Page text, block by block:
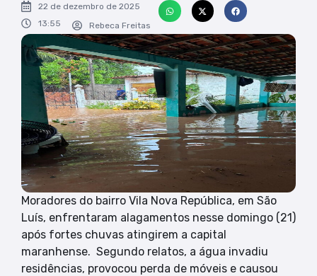
22 de dezembro de 2025
13:55
Rebeca Freitas
Moradores do bairro Vila Nova República, em São
Luís, enfrentaram alagamentos nesse domingo (21)
após fortes chuvas atingirem a capital
maranhense. Segundo relatos, a água invadiu
residências, provocou perda de móveis e causou